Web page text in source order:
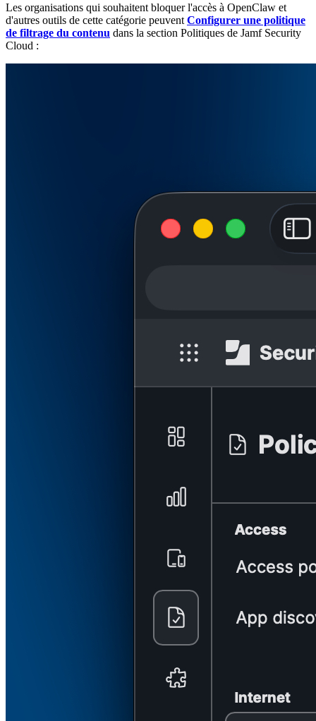
Les organisations qui souhaitent bloquer l'accès à OpenClaw et
d'autres outils de cette catégorie peuvent Configurer une politique
de filtrage du contenu dans la section Politiques de Jamf Security
Cloud :